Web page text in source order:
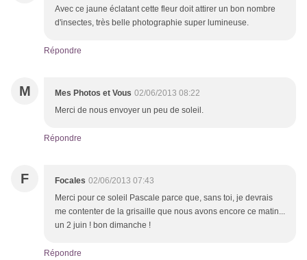
Avec ce jaune éclatant cette fleur doit attirer un bon nombre
d'insectes, très belle photographie super lumineuse.
Répondre
M Mes Photos et Vous 02/06/2013 08:22
Merci de nous envoyer un peu de soleil.
Répondre
F Focales 02/06/2013 07:43
Merci pour ce soleil Pascale parce que, sans toi, je devrais
me contenter de la grisaille que nous avons encore ce matin...
un 2 juin ! bon dimanche !
Répondre